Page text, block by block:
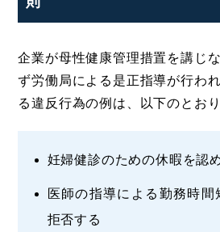
企業が母性健康管理措置を講じ
ず労働局による是正指導が行わ
る違反行為の例は、以下のとおり
妊婦健診のための休暇を認
医師の指導による勤務時間
拒否する